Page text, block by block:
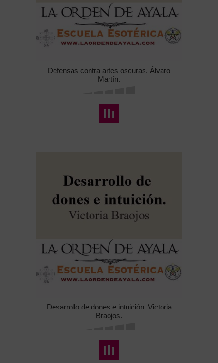
Defensas contra artes oscuras. Álvaro
Martín.
Desarrollo de dones e intuición. Victoria
Braojos.